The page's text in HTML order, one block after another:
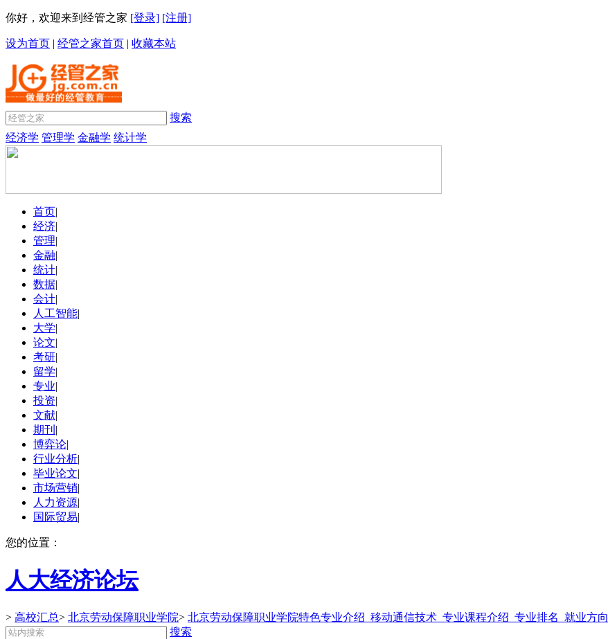
你好，欢迎来到经管之家 [登录] [注册]
设为首页 | 经管之家首页 | 收藏本站
搜索
经济学 管理学 金融学 统计学
首页|
经济|
管理|
金融|
统计|
数据|
会计|
人工智能|
大学|
论文|
考研|
留学|
专业|
投资|
文献|
期刊 |
博弈论|
行业分析|
毕业论文|
市场营销|
人力资源|
国际贸易|
您的位置：
人大经济论坛
> 高校汇总> 北京劳动保障职业学院> 北京劳动保障职业学院特色专业介绍_移动通信技术_专业课程介绍_专业排名_就业方向
搜索